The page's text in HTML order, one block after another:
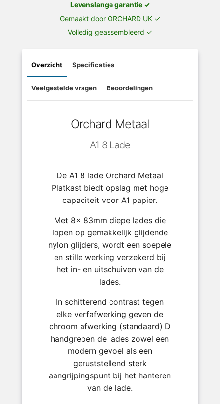
Levenslange garantie ✓
Gemaakt door ORCHARD UK ✓
Volledig geassembleerd ✓
Overzicht Specificaties
Veelgestelde vragen Beoordelingen
Orchard Metaal
A1 8 Lade
De A1 8 lade Orchard Metaal
Platkast biedt opslag met hoge
capaciteit voor A1 papier.
Met 8x 83mm diepe lades die
lopen op gemakkelijk glijdende
nylon glijders, wordt een soepele
en stille werking verzekerd bij
het in- en uitschuiven van de
lades.
In schitterend contrast tegen
elke verfafwerking geven de
chroom afwerking (standaard) D
handgrepen de lades zowel een
modern gevoel als een
geruststellend sterk
aangrijpingspunt bij het hanteren
van de lade.